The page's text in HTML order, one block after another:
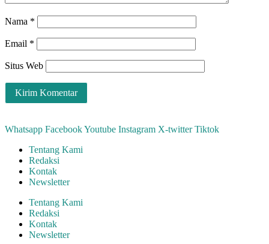
Nama *
Email *
Situs Web
Whatsapp FacebookYoutube Instagram X-twitter Tiktok
Tentang Kami
Redaksi
Kontak
Newsletter
Tentang Kami
Redaksi
Kontak
Newsletter